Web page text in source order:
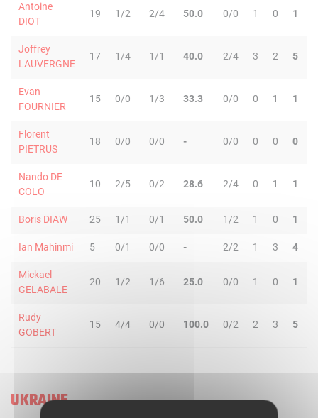
Antoine
DIOT
19 1/2 2/4 50.0 0/0 1 0 1
Joffrey
LAUVERGNE
17 1/4 1/1 40.0 2/4 3 2 5
Evan
FOURNIER
15 0/0 1/3 33.3 0/0 0 1 1
Florent
PIETRUS
18 0/0 0/0 - 0/0 0 0 0
Nando DE
COLO
10 2/5 0/2 28.6 2/4 0 1 1
Boris DIAW 25 1/1 0/1 50.0 1/2 1 0 1
Ian Mahinmi 5 0/1 0/0 - 2/2 1 3 4
Mickael
GELABALE
20 1/2 1/6 25.0 0/0 1 0 1
Rudy
GOBERT
15 4/4 0/0 100.0 0/2 2 3 5
UKRAINE